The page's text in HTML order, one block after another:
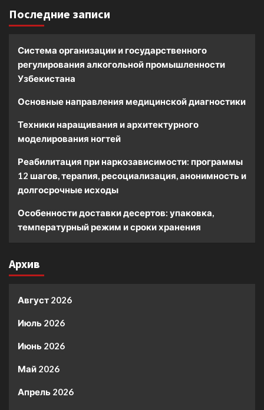
Последние записи
Система организации и государственного
регулирования алкогольной промышленности
Узбекистана
Основные направления медицинской диагностики
Техники наращивания и архитектурного
моделирования ногтей
Реабилитация при наркозависимости: программы
12 шагов, терапия, ресоциализация, анонимность и
долгосрочные исходы
Особенности доставки десертов: упаковка,
температурный режим и сроки хранения
Архив
Август 2026
Июль 2026
Июнь 2026
Май 2026
Апрель 2026